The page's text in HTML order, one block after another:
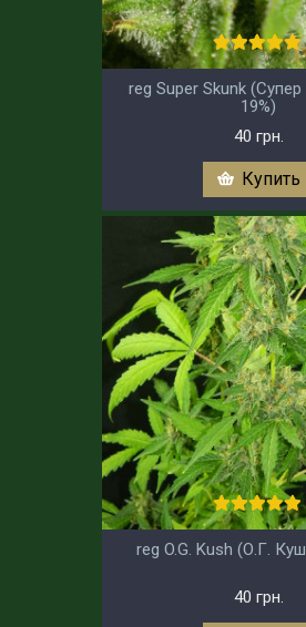
reg Super Skunk
19%)
40 грн.
Купить
reg O.G. Kush (О.Г.
40 грн.